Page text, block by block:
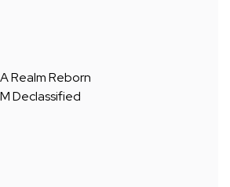
Realm Reborn
Declassified